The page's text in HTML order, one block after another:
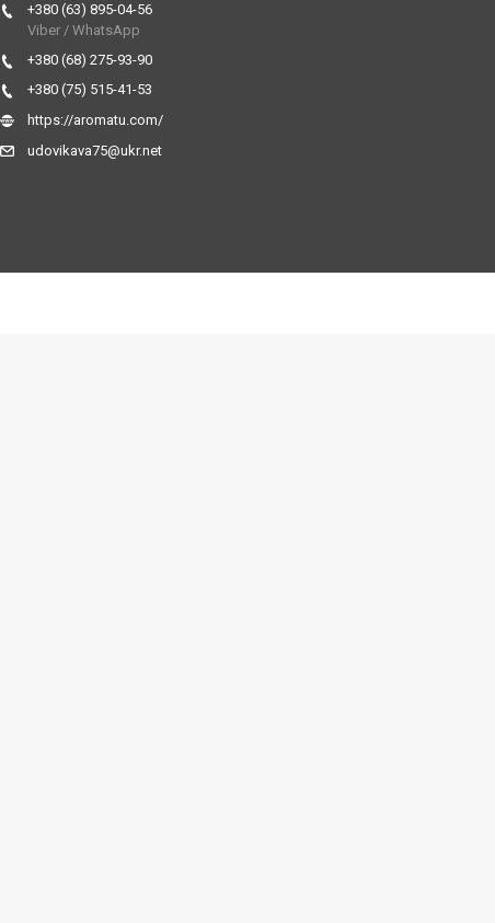
+380 (63) 895-04-56
Viber / WhatsApp
+380 (68) 275-93-90
+380 (75) 515-41-53
https://aromatu.com/
udovikava75@ukr.net